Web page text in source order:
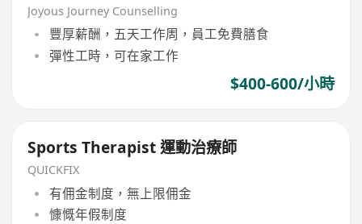
Joyous Journey Counselling
豐厚薪酬，五天工作周，員工免費膳食
彈性工時，可在家工作
$400-600/小時
Sports Therapist 運動治療師
QUICKFIX
有佣金制度，無上限佣金
慷慨年假制度